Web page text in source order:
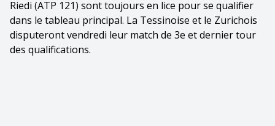
Riedi (ATP 121) sont toujours en lice pour se qualifier
dans le tableau principal. La Tessinoise et le Zurichois
disputeront vendredi leur match de 3e et dernier tour
des qualifications.